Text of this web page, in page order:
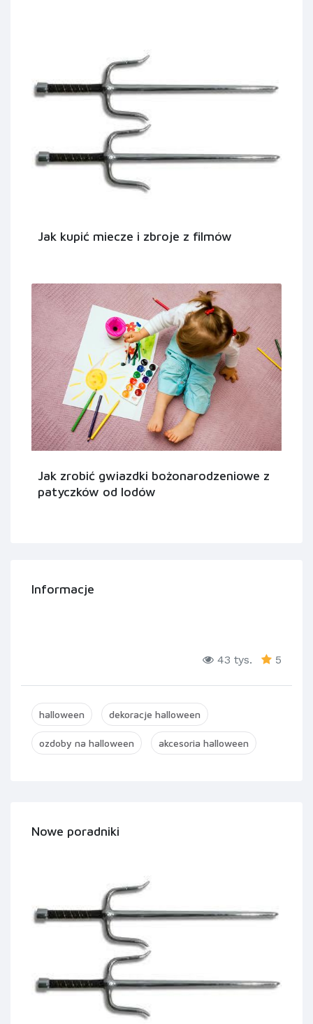
Jak kupić miecze i zbroje z filmów
Jak zrobić gwiazdki bożonarodzeniowe z
patyczków od lodów
Informacje
43 tys. 5
halloween dekoracje halloween
ozdoby na halloween akcesoria halloween
Nowe poradniki